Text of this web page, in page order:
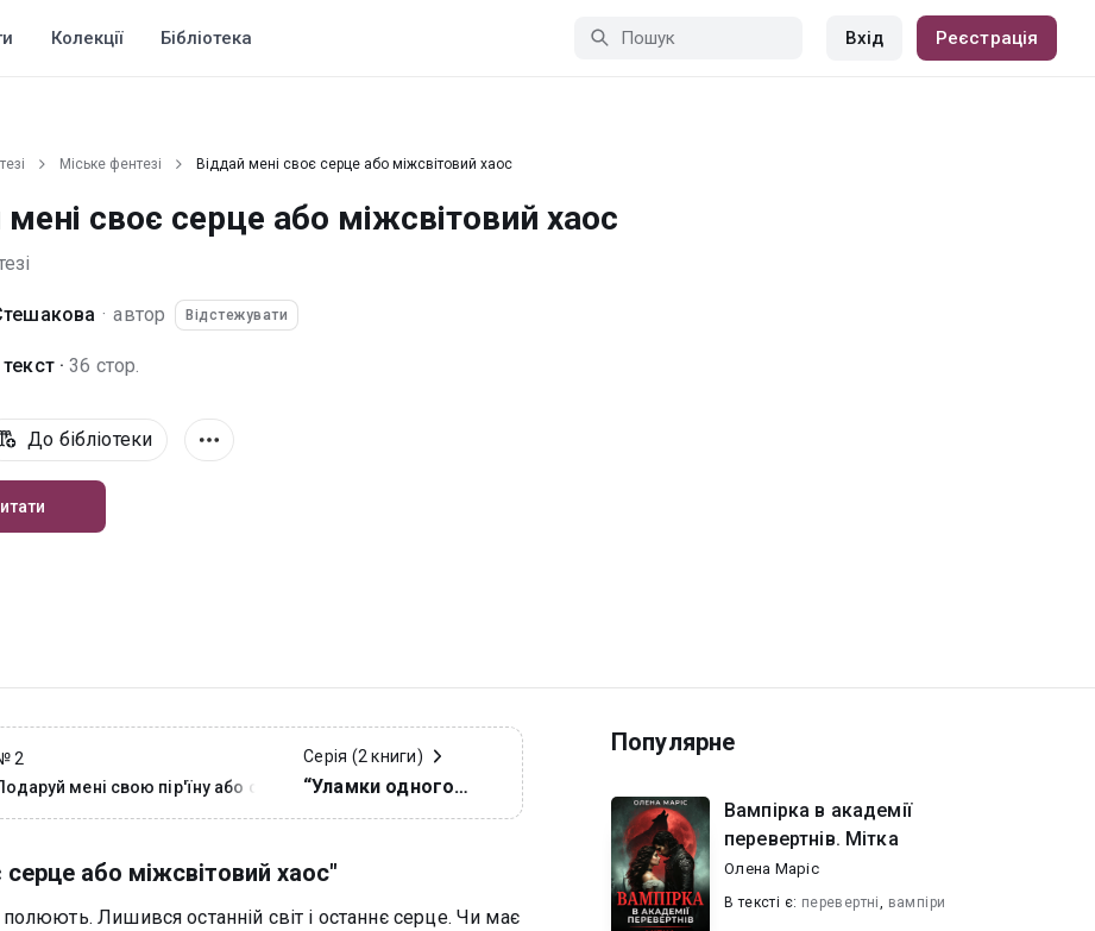
Колекції Бібліотека Вхід Реєстрація
Міське фентезі Віддай мені своє серце або міжсвітовий хаос
мені своє серце або міжсвітовий хаос
· автор Відстежувати
· 36 стор.
До бібліотеки
2
мені свою пір'їну або світ
Серія (2 книги)
“Уламки одного
серця”
або міжсвітовий хаос"
Лишився останній світ і останнє серце. Чи має
Популярне
Вампірка в академії
перевертнів. Мітка
Олена Маріс
В текcті є: перевертні, вампіри